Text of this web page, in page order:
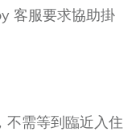
客服要求協助掛
不需等到臨近入住